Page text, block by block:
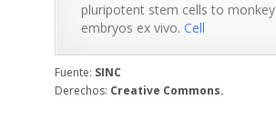
pluripotent stem cells to monkey
embryos ex vivo. Cell
Fuente: SINC
Derechos: Creative Commons.